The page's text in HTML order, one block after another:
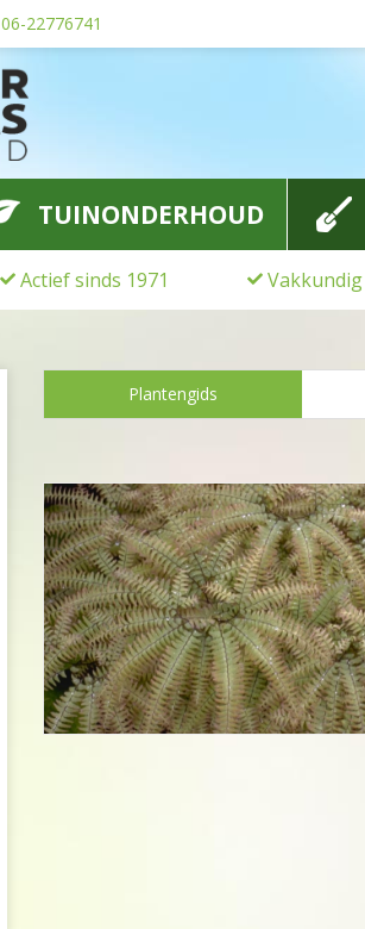
06-22776741
TUINONDERHOUD
Actief sinds 1971
Plantengids